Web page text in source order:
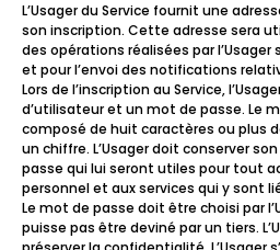
L’Usager du Service fournit une
son inscription. Cette adresse sera
des opérations réalisées par
et pour l’envoi des notifications
Lors de l’inscription au Service,
d’utilisateur et un mot de passe. Le
composé de huit caractères ou plus
un chiffre. L’Usager doit conserver
passe qui lui seront utiles pour tout
personnel et aux services qui y sont
Le mot de passe doit être choisi par
puisse pas être deviné par un tiers.